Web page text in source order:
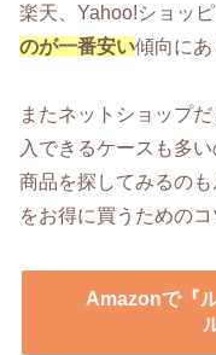
楽天、Yahoo!ショッ
のが一番安い傾向にあ
またネットショップ
入できるケースも多
商品を探してみるの
をお得に買うためのコ
Amazonで『